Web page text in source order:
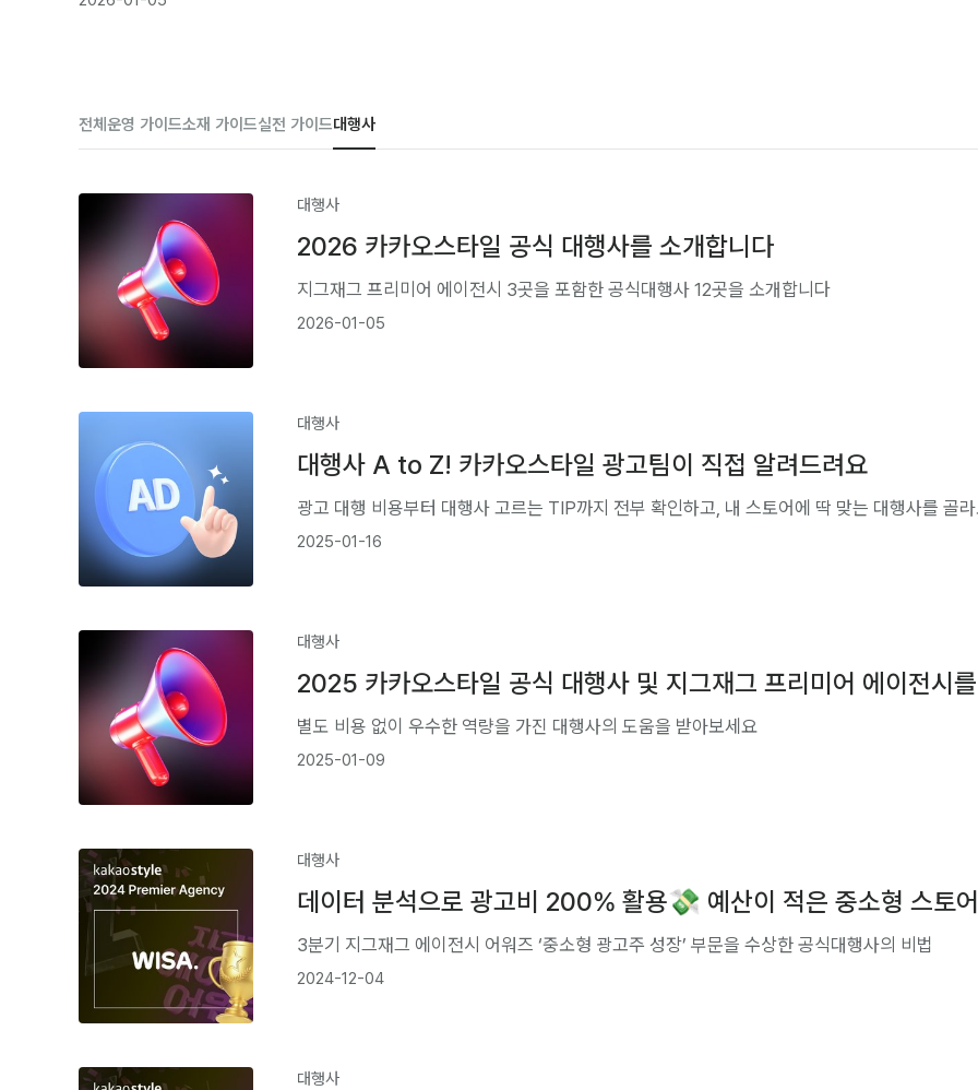
전체 운영 가이드소재 가이드실전 가이드대행사
대행사
2026 카카오스타일 공식 대행사를 소개합니다
지그재그 프리미어 에이전시 3곳을 포함한 공식대행사 12곳을 소개합니다
2026-01-05
대행사
대행사 A to Z! 카카오스타일 광고팀이 직접 알려드려요
광고 대행 비용부터 대행사 고르는 TIP까지 전부 확인하고, 내 스토어에 딱 맞는 대행사를 골
2025-01-16
대행사
2025 카카오스타일 공식 대행사 및 지그재그 프리미어 에이전시
별도 비용 없이 우수한 역량을 가진 대행사의 도움을 받아보세요
2025-01-09
대행사
데이터 분석으로 광고비 200% 활용💸 예산이 적은 중소형 스토어
3분기 지그재그 에이전시 어워즈 ‘중소형 광고주 성장’ 부문을 수상한 공식대행사의 비법
2024-12-04
대행사